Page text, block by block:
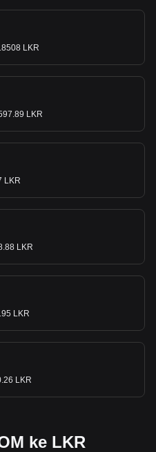
LKR
LKR
LKR
LKR
LKR
LKR
ke LKR